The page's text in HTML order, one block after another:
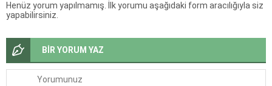
Henüz yorum yapılmamış. İlk yorumu aşağıdaki form aracılığıyla siz
yapabilirsiniz.
BİR YORUM YAZ